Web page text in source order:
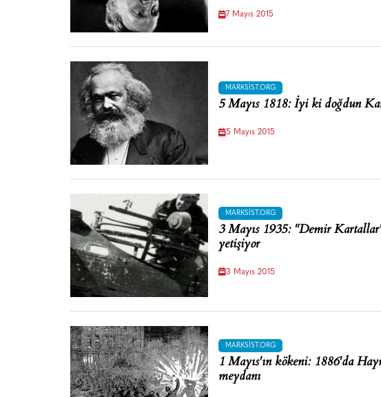
7 Mayıs 2015
MARKSIST.ORG
5 Mayıs 1818: İyi ki doğdun
5 Mayıs 2015
MARKSIST.ORG
3 Mayıs 1935: "Demir
yetişiyor
3 Mayıs 2015
MARKSIST.ORG
1 Mayıs'ın kökeni: 1886'da
meydanı